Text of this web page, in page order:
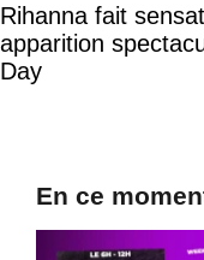
Rihanna fait
apparition
Day
En ce